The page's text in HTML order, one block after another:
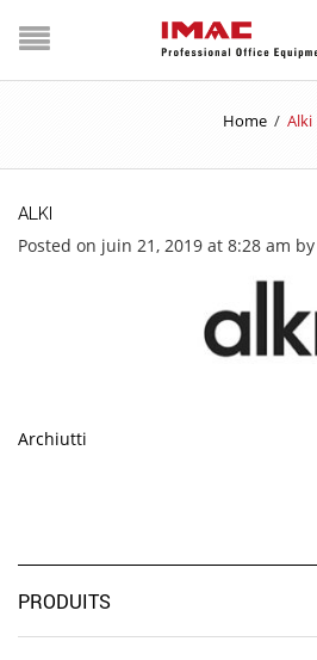
Home / Alki
ALKI
Posted on juin 21, 2019 at 8:28 am by
Archiutti
PRODUITS